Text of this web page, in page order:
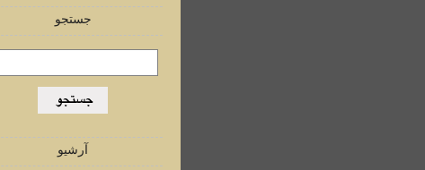
جستجو
آرشیو